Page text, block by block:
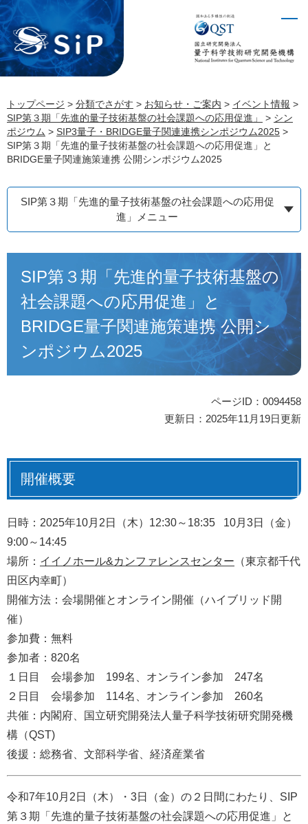
ペ
ー
ジ
の
先
で
す。
メ
ニ
ュ
ー
を
ば
し
て
本
へ
トップページ > 分類でさがす > お知らせ・ご案内 > イベント情報 >
SIP第３期「先進的量子技術基盤の社会課題への応用促進」
> シン
ポジウム > SIP3量子・BRIDGE量子関連連携シンポジウム2025 >
SIP第３期「先進的量子技術基盤の社会課題への応用促進」と
BRIDGE量子関連施策連携 公開シンポジウム2025
SIP第３期「先進的量子技術基盤の社会課題への応用促
進」メニュー
SIP第３期「先進的量子技術基盤の
社会課題への応用促進」と
BRIDGE量子関連施策連携 公開シ
ンポジウム2025
ページID：0094458
更新日：2025年11月19日更新
開催概要
日時：2025年10月2日（木）12:30～18:35 10月3日（金）
9:00～14:45
場所： イイノホール&カンファレンスセンター （東京都千代
田区内幸町）
開催方法：会場開催とオンライン開催（ハイブリッド開
催）
参加費：無料
参加者：820名
１日目 会場参加 199名、オンライン参加 247名
２日目 会場参加 114名、オンライン参加 260名
共催：内閣府、国立研究開発法人量子科学技術研究開発機
構（QST)
​後援：総務省、文部科学省、経済産業省
​令和7年10月2日（木）・3日（金）の２日間にわたり、SIP
第３期「先進的量子技術基盤の社会課題への応用促進」と